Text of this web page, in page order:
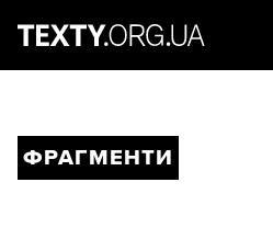
ФРАГМЕНТИ